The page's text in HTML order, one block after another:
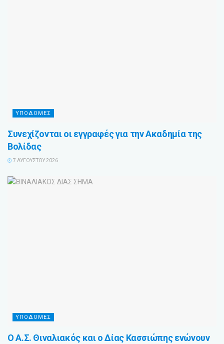
ΥΠΟΔΟΜΕΣ
Συνεχίζονται οι εγγραφές για την Ακαδημία της
Βολίδας
7 ΑΥΓΟΎΣΤΟΥ 2026
ΥΠΟΔΟΜΕΣ
Ο Α.Σ. Θιναλιακός και ο Δίας Κασσιώπης ενώνουν